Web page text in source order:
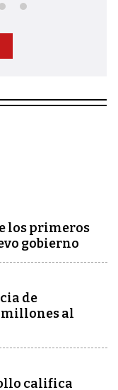
los primeros
gobierno
de
millones al
califica